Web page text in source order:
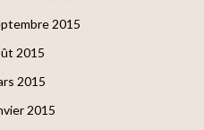
2015
2015
2015
2015